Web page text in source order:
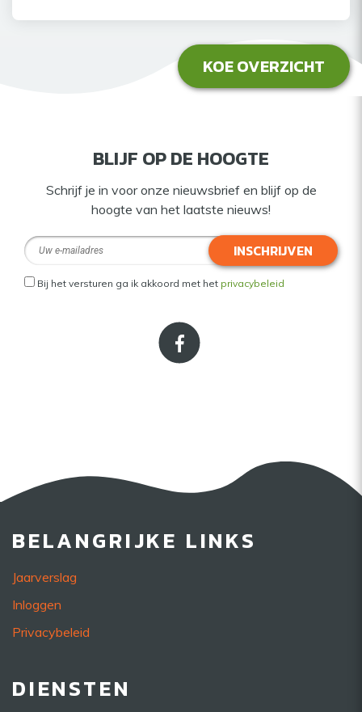
KOE OVERZICHT
BLIJF OP DE HOOGTE
Schrijf je in voor onze nieuwsbrief en blijf op de
hoogte van het laatste nieuws!
INSCHRIJVEN
Bij het versturen ga ik akkoord met het privacybeleid
BELANGRIJKE LINKS
Jaarverslag
Inloggen
Privacybeleid
DIENSTEN